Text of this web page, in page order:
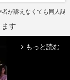
者が訴えなくても同人誌
す
arrow_forward_ios もっと読む